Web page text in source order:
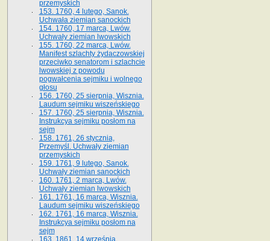
przemyskich
153. 1760, 4 lutego, Sanok.
Uchwała ziemian sanockich
154. 1760, 17 marca, Lwów.
Uchwały ziemian lwowskich
155. 1760, 22 marca, Lwów.
Manifest szlachty żydaczowskiej
przeciwko senatorom i szlachcie
lwowskiej z po­wodu
pogwałcenia sejmiku i wolnego
głosu
156. 1760, 25 sierpnia, Wisznia.
Laudum sejmiku wiszeńskiego
157. 1760, 25 sierpnia, Wisznia.
Instrukcya sejmiku posłom na
sejm
158. 1761, 26 stycznia,
Przemyśl. Uchwały ziemian
przemyskich
159. 1761, 9 lutego, Sanok.
Uchwały ziemian sanockich
160. 1761, 2 marca, Lwów.
Uchwały ziemian lwowskich
161. 1761, 16 marca, Wisznia.
Laudum sejmiku wiszeńskiego
162. 1761, 16 marca, Wisznia.
Instrukcya sejmiku posłom na
sejm
163. 1861, 14 września,